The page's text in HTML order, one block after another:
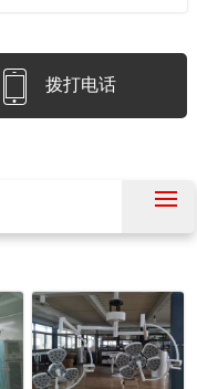
拨打电话